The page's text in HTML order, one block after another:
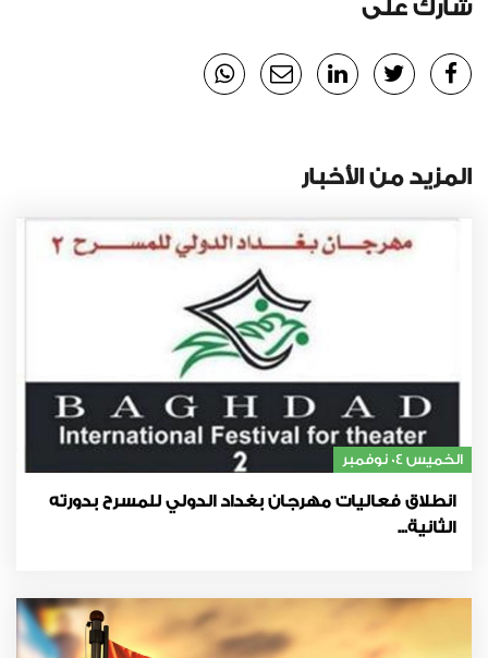
شارك على
المزيد من الأخبار
الخميس 04 نوفمبر
انطلاق فعاليات مهرجان بغداد الدولي للمسرح بدورته
الثانية...